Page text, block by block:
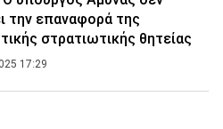
την επαναφορά της
στρατιωτικής θητείας
17:29